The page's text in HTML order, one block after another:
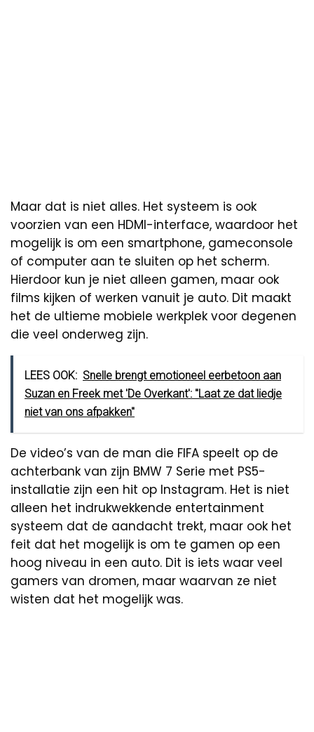
Maar dat is niet alles. Het systeem is ook
voorzien van een HDMI-interface, waardoor het
mogelijk is om een smartphone, gameconsole
of computer aan te sluiten op het scherm.
Hierdoor kun je niet alleen gamen, maar ook
films kijken of werken vanuit je auto. Dit maakt
het de ultieme mobiele werkplek voor degenen
die veel onderweg zijn.
LEES OOK: Snelle brengt emotioneel eerbetoon aan
Suzan en Freek met 'De Overkant': ''Laat ze dat liedje
niet van ons afpakken''
De video’s van de man die FIFA speelt op de
achterbank van zijn BMW 7 Serie met PS5-
installatie zijn een hit op Instagram. Het is niet
alleen het indrukwekkende entertainment
systeem dat de aandacht trekt, maar ook het
feit dat het mogelijk is om te gamen op een
hoog niveau in een auto. Dit is iets waar veel
gamers van dromen, maar waarvan ze niet
wisten dat het mogelijk was.